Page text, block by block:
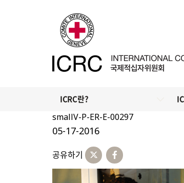
ICRC란?
smallV-P-ER-E-00297
05-17-2016
공유하기